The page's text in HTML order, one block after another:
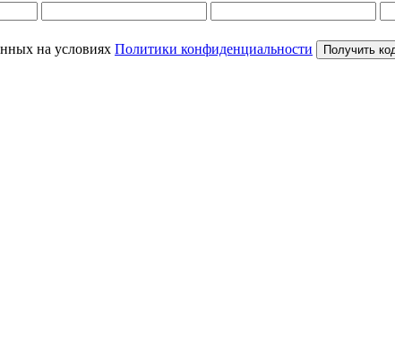
на условиях Политики конфиденциальности Получить